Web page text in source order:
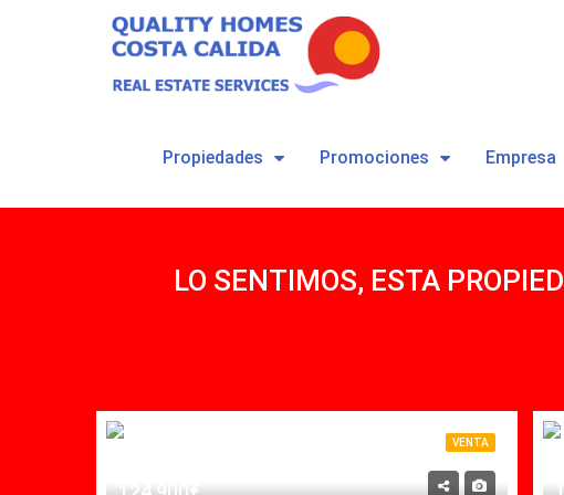
Propiedades Promociones Empresa
LO SENTIMOS, ESTA
VENTA